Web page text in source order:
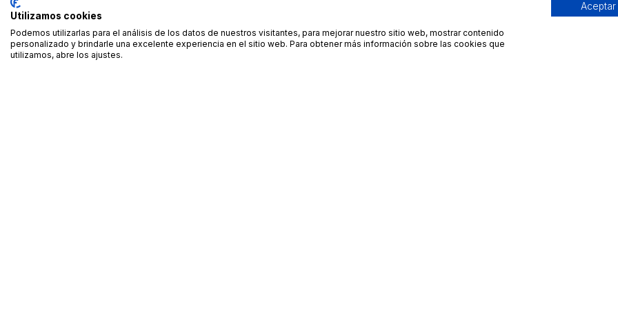
Utilizamos cookies
Podemos utilizarlas para el análisis de los datos de nuestros visitantes, para mejorar nuestro sitio web, mostrar contenido
personalizado y brindarle una excelente experiencia en el sitio web. Para obtener más información sobre las cookies que
utilizamos, abre los ajustes.